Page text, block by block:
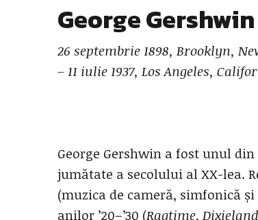
George Gershwin
26 septembrie 1898, Brooklyn,
– 11 iulie 1937, Los Angeles,
George Gershwin a fost unul
jumătate a secolului al XX-lea.
(muzica de cameră, simfonică
anilor ’20–’30 (Ragtime, Dixieland